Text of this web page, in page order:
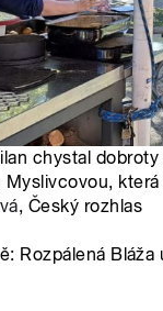
chystal
Myslivcovou,
, Český rozhlas
Rozpálená